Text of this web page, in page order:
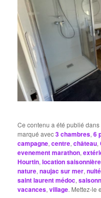
Ce contenu a été publié dans
marqué avec3 chambres,6
campagne,centre,château,
evenement marathon,
Hourtin,location saisonnière
nature,naujac sur mer,
saint laurent médoc,
vacances,village. Mettez-le